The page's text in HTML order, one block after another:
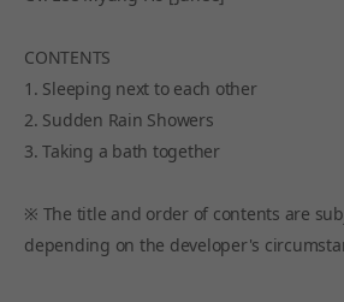
CONTENTS
1. Sleeping next to each other
2. Sudden Rain Showers
3. Taking a bath together
※ The title and order of contents are
depending on the developer's